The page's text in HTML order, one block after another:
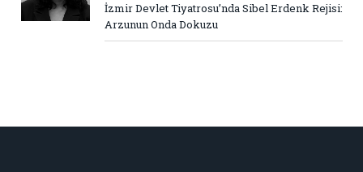
İzmir Devlet Tiyatrosu’nda Sibel Erdenk Rejisi:
Arzunun Onda Dokuzu